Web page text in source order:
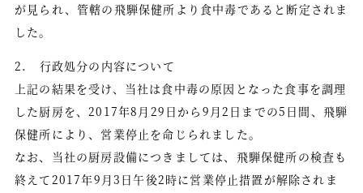
会員登録
会員情報の確認・変更
ご予約はこちら
Facebook
Instagram
が見られ、管轄の飛騨保健所より食中毒であると断定されま
した。
2. 行政処分の内容について
上記の結果を受け、当社は食中毒の原因となった食事を調理
した厨房を、2017年8月29日から9月2日までの5日間、飛騨
保健所により、営業停止を命じられました。
なお、当社の厨房設備につきましては、飛騨保健所の検査も
終えて2017年9月3日午後2時に営業停止措置が解除されま